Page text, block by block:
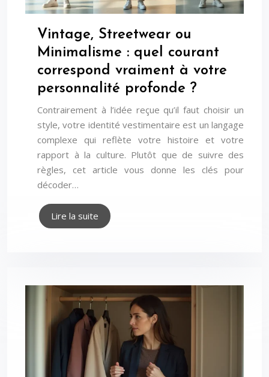
Vintage, Streetwear ou
Minimalisme : quel courant
correspond vraiment à votre
personnalité profonde ?
Contrairement à l’idée reçue qu’il faut choisir un
style, votre identité vestimentaire est un langage
complexe qui reflète votre histoire et votre
rapport à la culture. Plutôt que de suivre des
règles, cet article vous donne les clés pour
décoder…
Lire la suite